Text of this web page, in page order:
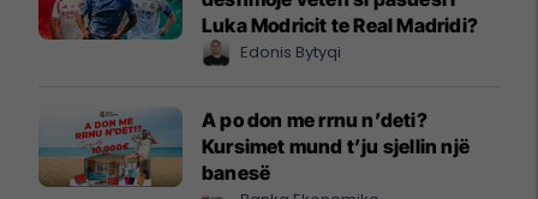
Luka Modricit te Real Madridi?
Edonis Bytyqi
A po don me rrnu n’deti?
Kursimet mund t’ju sjellin një
banesë